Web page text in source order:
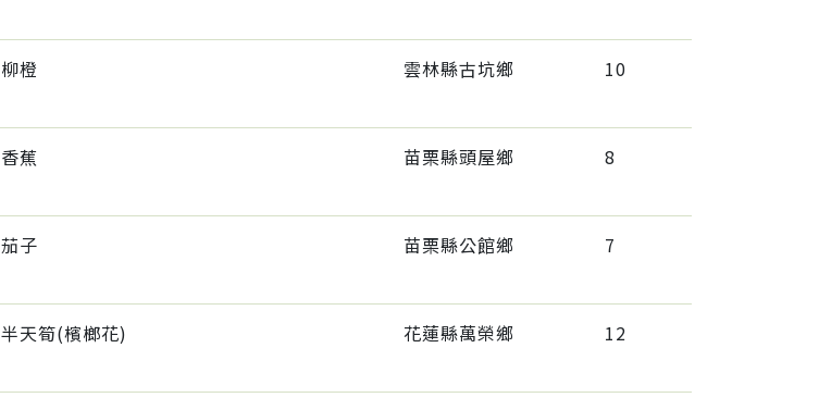
柳橙 雲林縣古坑鄉 10
香蕉 苗栗縣頭屋鄉 8
茄子 苗栗縣公館鄉 7
半天筍(檳榔花) 花蓮縣萬榮鄉 12